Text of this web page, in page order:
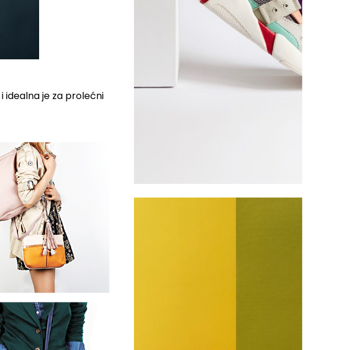
idealna je za prolećni